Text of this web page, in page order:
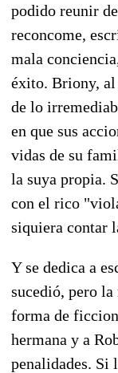
podido reunir
reconcome,
mala
éxito. Briony, al
de lo
en que sus
vidas de su
la suya propia.
con el rico
siquiera contar
Y se dedica a
sucedió, pero
forma de
hermana y a
penalidades. Si